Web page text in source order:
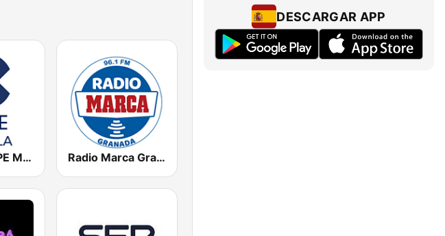
Cadena COPE Melilla Radio Marca Granada
DESCARGAR APP